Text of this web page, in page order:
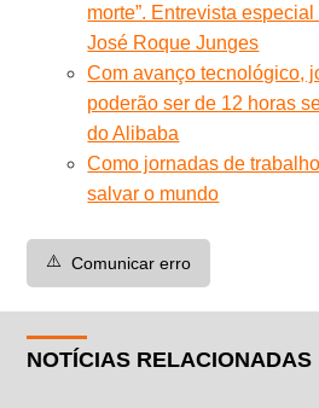
morte”. Entrevista
José Roque Junges
Com avanço tecnológico,
poderão ser de 12 horas
do Alibaba
Como jornadas de
salvar o mundo
⚠️ Comunicar erro
NOTÍCIAS RELACIONADAS